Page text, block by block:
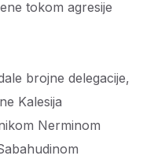
tokom agresije
brojne delegacije,
Kalesija
Nerminom